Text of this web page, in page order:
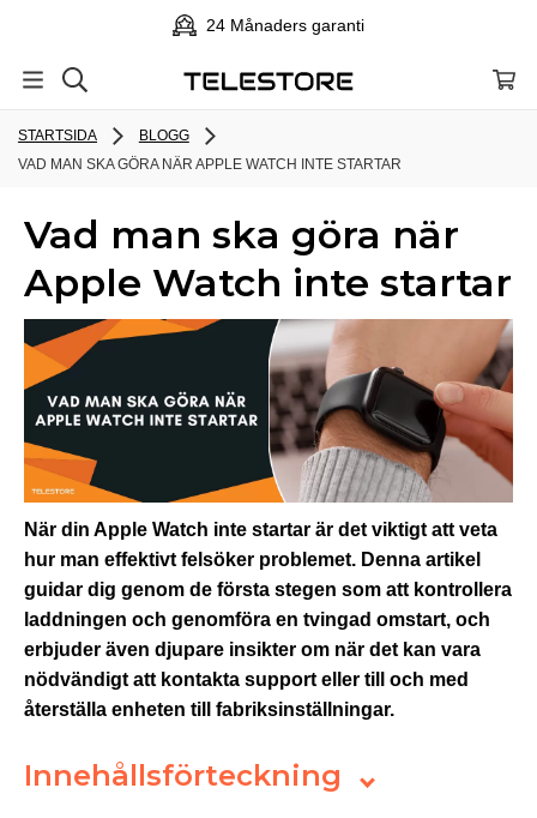
24 Månaders garanti
STARTSIDA
BLOGG
VAD MAN SKA GÖRA NÄR APPLE WATCH INTE STARTAR
Vad man ska göra när
Apple Watch inte startar
När din Apple Watch inte startar är det viktigt att veta
hur man effektivt felsöker problemet. Denna artikel
guidar dig genom de första stegen som att kontrollera
laddningen och genomföra en tvingad omstart, och
erbjuder även djupare insikter om när det kan vara
nödvändigt att kontakta support eller till och med
återställa enheten till fabriksinställningar.
Innehållsförteckning